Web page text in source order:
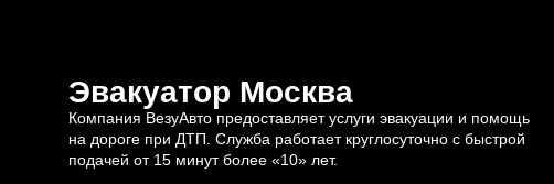
Эвакуатор Москва
Компания ВезуАвто предоставляет услуги эвакуации и помощь
на дороге при ДТП. Служба работает круглосуточно с быстрой
подачей от 15 минут более «10» лет.